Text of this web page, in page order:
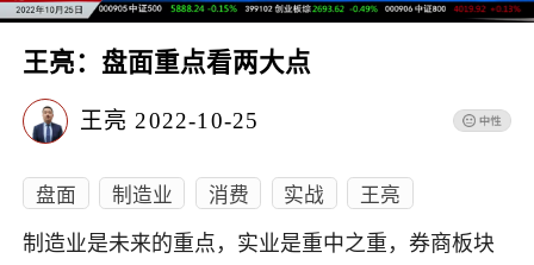
王亮：盘面重点看两大点
王亮 2022-10-25
盘面 制造业 消费 实战 王亮
制造业是未来的重点，实业是重中之重，券商板块